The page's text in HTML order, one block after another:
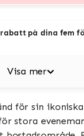
rabatt på dina fem
Visa mer
för sin
stora